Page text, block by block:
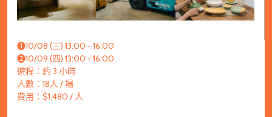
➊10/08 (三) 13:00 - 16:00
➋10/09 (四) 13:00 - 16:00
遊程：約 3 小時
人數：18人 / 場
費用：$1,480 / 人